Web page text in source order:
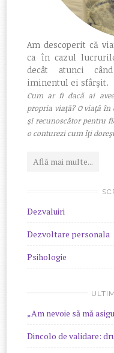
Am descoperit că
ca în cazul
decât atunci
iminentul ei sfârşit.
Cum ar fi dacă ai
propria viaţă? O viaţă
şi recunoscător pentru
o conturezi cum îţi
Află mai multe...
Dezvaluiri
Dezvoltare personala
Psihologie
„Am nevoie să mă
Dincolo de validare: